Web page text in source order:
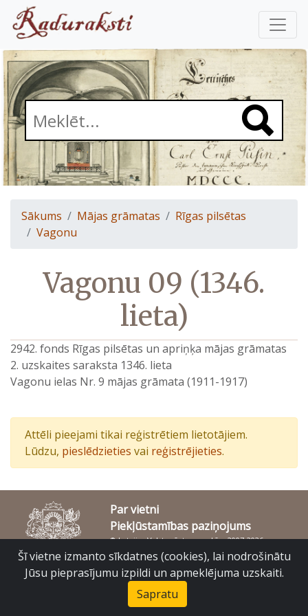
Sākums Mājas grāmatas
Rīgas pilsētas
Vagonu
Vagonu 09 (1346.
lieta)
2942. fonds Rīgas pilsētas un apriņķa mājas grāmatas
2. uzskaites saraksta 1346. lieta
Vagonu ielas Nr. 9 mājas grāmata (1911-1917)
Attēli pieejami tikai reģistrētiem lietotājiem.
Lūdzu, pieslēdzieties vai reģistrējieties.
Par vietni
Piekļūstamības paziņojums
© Latvijas Valsts vēstures arhīvs 2007-2026
Slokas iela 16, Rīga, LV – 1048
Šī vietne izmanto sīkdatnes (cookies), lai nodrošinātu
Jūsu pieprasījumu izpildi un apmeklējuma uzskaiti.
Sapratu